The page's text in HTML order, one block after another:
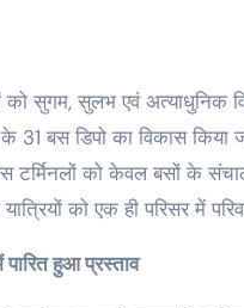
सुगम, सुलभ एवं अत्याधुनिक
31 बस डिपो का विकास
टर्मिनलों को केवल बसों के
यात्रियों को एक ही परिसर में
हुआ प्रस्ताव